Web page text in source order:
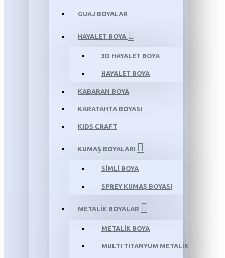
GUAJ BOYALAR
HAYALET BOYA
3D HAYALET BOYA
HAYALET BOYA
KABARAN BOYA
KARATAHTA BOYASI
KIDS CRAFT
KUMAŞ BOYALARI
SİMLİ BOYA
SPREY KUMAŞ BOYASI
METALİK BOYALAR
METALİK BOYA
MULTI TITANYUM METALİK